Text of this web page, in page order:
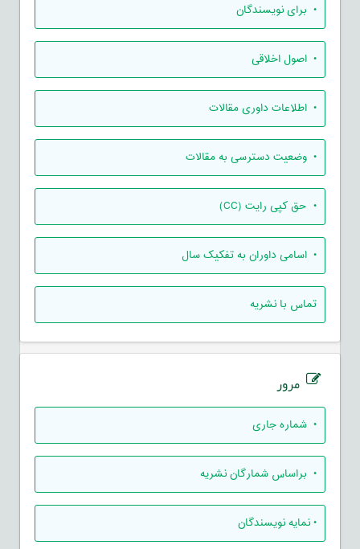
• برای نویسندگان
• اصول اخلاقی
• اطلاعات داوری مقالات
• وضعیت دسترسی به مقالات
• حق کپی رایت (CC)
• اسامی داوران به تفکیک سال
تماس با نشریه
مرور
• شماره جاری
• براساس شمارگان نشریه
•نمایه نویسندگان